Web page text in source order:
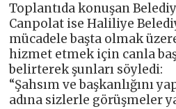
Toplantıda konuşan
Canpolat ise Haliliye
mücadele başta olmak
hizmet etmek için canla
belirterek şunları söyledi:
“Şahsım ve başkanlığını
adına sizlerle görüşmeler